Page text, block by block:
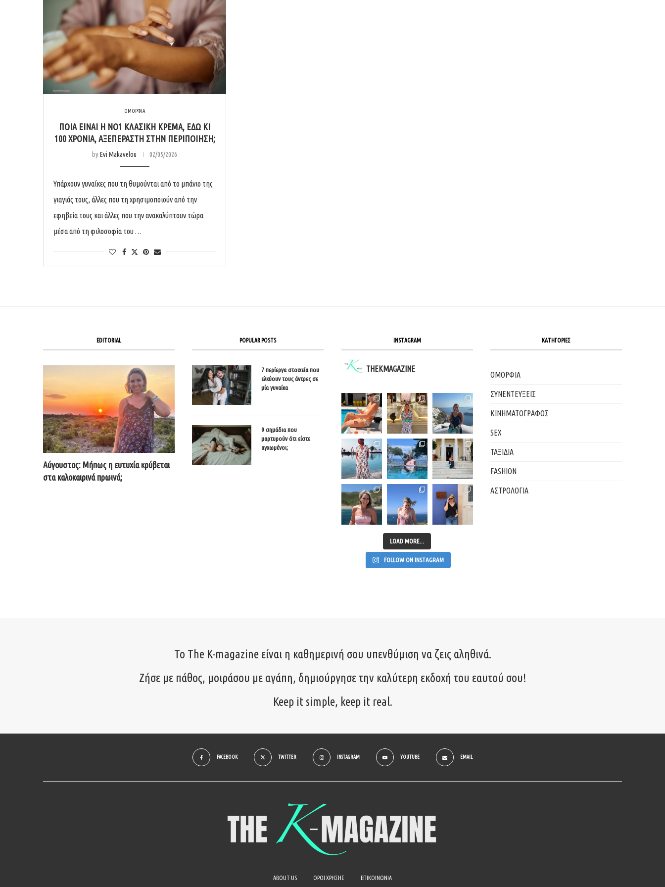
ΟΜΟΡΦΙΑ
ΠΟΙΆ ΕΊΝΑΙ Η ΝΟ1 ΚΛΑΣΙΚΉ ΚΡΈΜΑ, ΕΔΏ ΚΙ
100 ΧΡΌΝΙΑ, ΑΞΕΠΈΡΑΣΤΗ ΣΤΗΝ ΠΕΡΙΠΟΊΗΣΗ;
byEvi Makavelou 02/05/2026
Υπάρχουν γυναίκες που τη θυμούνται από το μπάνιο της
γιαγιάς τους, άλλες που τη χρησιμοποιούν από την
εφηβεία τους και άλλες που την ανακαλύπτουν τώρα
μέσα από τη φιλοσοφία του …
EDITORIAL
Αύγουστος: Μήπως η ευτυχία κρύβεται
στα καλοκαιρινά πρωινά;
POPULAR POSTS
7 περίεργα στοιχεία που
ελκύουν τους άντρες σε
μία γυναίκα
9 σημάδια που
μαρτυρούν ότι είστε
αγχωμένοι;
INSTAGRAM
THEKMAGAZINE
LOAD MORE...
FOLLOW ON INSTAGRAM
ΚΑΤΗΓΟΡΙΕΣ
ΟΜΟΡΦΙΑ
ΣΥΝΕΝΤΕΥΞΕΙΣ
ΚΙΝΗΜΑΤΟΓΡΑΦΟΣ
SEX
ΤΑΞΙΔΙΑ
FASHION
ΑΣΤΡΟΛΟΓΙΑ
Το The K-magazine είναι η καθημερινή σου υπενθύμιση να ζεις αληθινά.
Ζήσε με πάθος, μοιράσου με αγάπη, δημιούργησε την καλύτερη εκδοχή του εαυτού σου!
Keep it simple, keep it real.
FACEBOOK TWITTER INSTAGRAM YOUTUBE EMAIL
ABOUT US ΟΡΟΙ ΧΡΗΣΗΣ ΕΠΙΚΟΙΝΩΝΙΑ